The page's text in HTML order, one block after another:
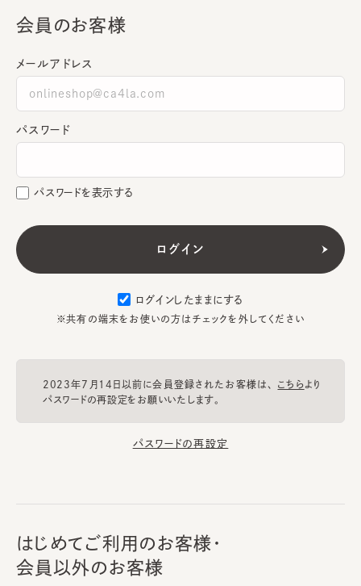
会員のお客様
メールアドレス
パスワード
パスワードを表示する
ログインしたままにする
※共有の端末をお使いの方はチェックを外してください
2023年7月14日以前に会員登録されたお客様は、 こちらより
パスワードの再設定をお願いいたします。
パスワードの再設定
はじめてご利用のお客様・
会員以外のお客様